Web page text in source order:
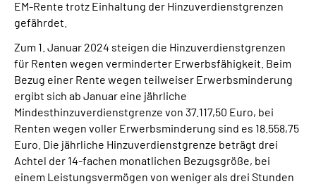
Mein Kundenportal
EM-Rente trotz Einhaltung der Hinzuverdienstgrenzen
gefährdet.
Zum 1. Januar 2024 steigen die Hinzuverdienstgrenzen
für Renten wegen verminderter Erwerbsfähigkeit. Beim
Bezug einer Rente wegen teilweiser Erwerbsminderung
ergibt sich ab Januar eine jährliche
Mindesthinzuverdienstgrenze von 37.117,50 Euro, bei
Renten wegen voller Erwerbsminderung sind es 18.558,75
Euro. Die jährliche Hinzuverdienstgrenze beträgt drei
Achtel der 14-fachen monatlichen Bezugsgröße, bei
einem Leistungsvermögen von weniger als drei Stunden